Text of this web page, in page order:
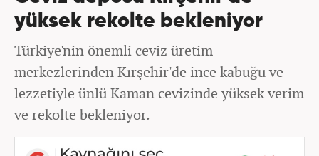
yüksek rekolte bekleniyor
Türkiye'nin önemli ceviz üretim
merkezlerinden Kırşehir'de ince kabuğu ve
lezzetiyle ünlü Kaman cevizinde yüksek verim
ve rekolte bekleniyor.